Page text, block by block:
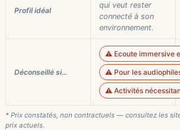
Profil idéal
qui veut rester
connecté à son
environnement.
Déconseillé si…
⚠️ Ecoute immersive
⚠️ Pour les
⚠️ Activités
* Prix constatés, non contractuels — consultez les
prix actuels.